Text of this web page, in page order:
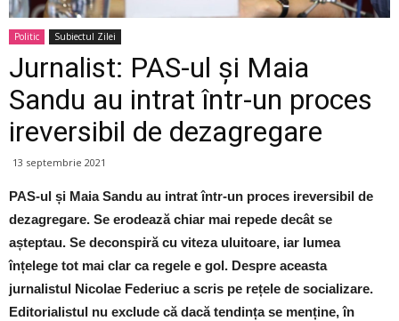
Politic Subiectul Zilei
Jurnalist: PAS-ul și Maia
Sandu au intrat într-un proces
ireversibil de dezagregare
13 septembrie 2021
PAS-ul și Maia Sandu au intrat într-un proces ireversibil de
dezagregare. Se erodează chiar mai repede decât se
așteptau. Se deconspiră cu viteza uluitoare, iar lumea
înțelege tot mai clar ca regele e gol. Despre aceasta
jurnalistul Nicolae Federiuc a scris pe rețele de socializare.
Editorialistul nu exclude că dacă tendința se menține, în